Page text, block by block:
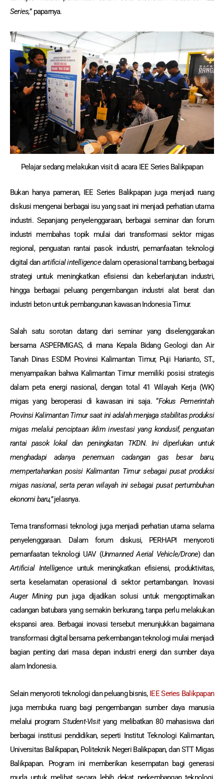
Series,” paparnya.
Pelajar sedang melakukan visit di acara IEE Series Balikpapan
Bukan hanya pameran, IEE Series Balikpapan juga menjadi ruang
diskusi mengenai berbagai isu yang saat ini menjadi perhatian utama
industri. Sepanjang penyelenggaraan, berbagai seminar dan forum
industri membahas topik mulai dari transformasi sektor migas
regional, penguatan rantai pasok industri, pemanfaatan teknologi
digital danartificial intelligencedalam operasional tambang, berbagai
strategi untuk meningkatkan efisiensi dan keberlanjutan industri,
hingga berbagai peluang pengembangan industri alat berat dan
industri beton untuk pembangunan kawasan Indonesia Timur.
Salah satu sorotan datang dari seminar yang diselenggarakan
bersama ASPERMIGAS, di mana Kepala Bidang Geologi dan Air
Tanah Dinas ESDM Provinsi Kalimantan Timur, Puji Harianto, ST.,
menyampaikan bahwa Kalimantan Timur memiliki posisi strategis
dalam peta energi nasional, dengan total 41 Wilayah Kerja (WK)
migas yang beroperasi di kawasan ini saja. “Fokus Pemerintah
Provinsi Kalimantan Timur saat ini adalah menjaga stabilitas produksi
migas melalui penciptaan iklim investasi yang kondusif, penguatan
rantai pasok lokal dan peningkatan TKDN. Ini diperlukan untuk
menghadapi adanya penemuan cadangan gas besar baru,
mempertahankan posisi Kalimantan Timur sebagai pusat produksi
migas nasional, serta peran wilayah ini sebagai pusat pertumbuhan
ekonomi baru,”jelasnya.
Tema transformasi teknologi juga menjadi perhatian utama selama
penyelenggaraan. Dalam forum diskusi, PERHAPI menyoroti
pemanfaatan teknologi UAV (Unmanned Aerial Vehicle/Drone) dan
Artificial Intelligenceuntuk meningkatkan efisiensi, produktivitas,
serta keselamatan operasional di sektor pertambangan. Inovasi
Auger Miningpun juga dijadikan solusi untuk mengoptimalkan
cadangan batubara yang semakin berkurang, tanpa perlu melakukan
ekspansi area. Berbagai inovasi tersebut menunjukkan bagaimana
transformasi digital bersama perkembangan teknologi mulai menjadi
bagian penting dari masa depan industri energi dan sumber daya
alam Indonesia.
Selain menyoroti teknologi dan peluang bisnis, IEE Series Balikpapan
juga membuka ruang bagi pengembangan sumber daya manusia
melalui programStudent-Visityang melibatkan 80 mahasiswa dari
berbagai institusi pendidikan, seperti Institut Teknologi Kalimantan,
Universitas Balikpapan, Politeknik Negeri Balikpapan, danSTT Migas
Balikpapan. Program ini memberikan kesempatan bagi generasi